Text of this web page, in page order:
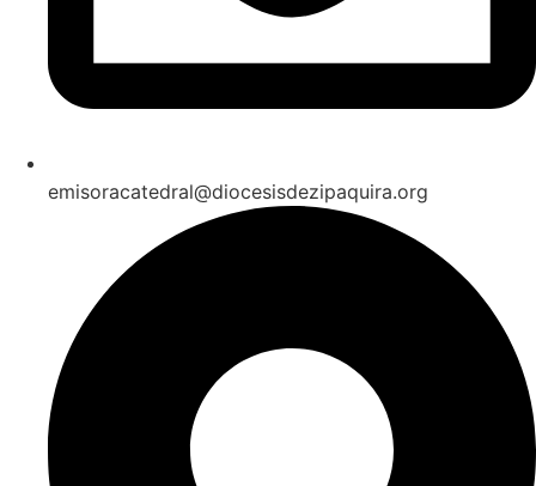
emisoracatedral@diocesisdezipaquira.org